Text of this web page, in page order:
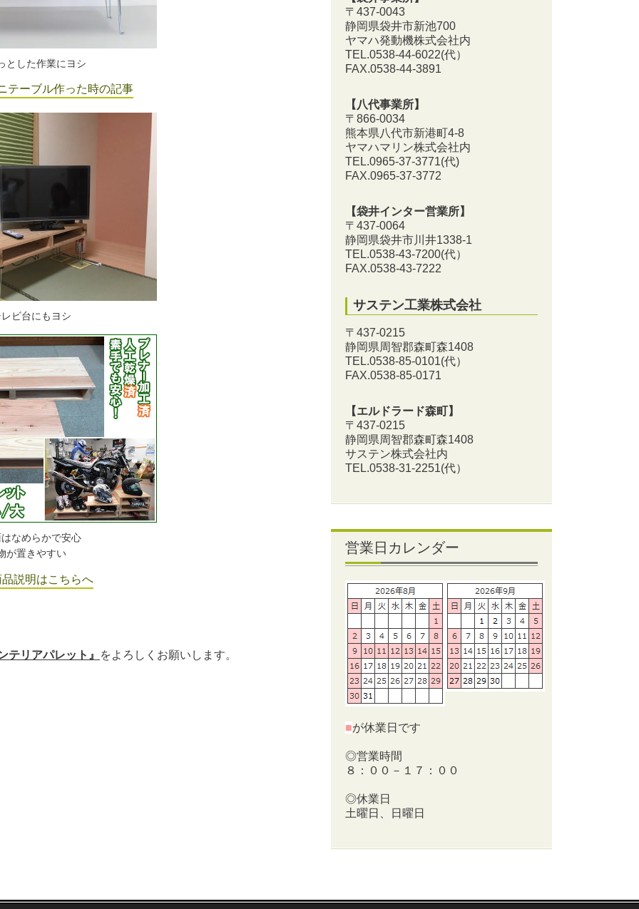
とした作業にヨシ
テーブル作った時の記事
ビ台にもヨシ
なめらかで安心
が置きやすい
品説明はこちらへ
テリアパレット 』 をよろしくお願いします。
〒437-0043
静岡県袋井市新池700
ヤマハ発動機株式会社内
TEL.0538-44-6022(代）
FAX.0538-44-3891
【八代事業所】
〒866-0034
熊本県八代市新港町4-8
ヤマハマリン株式会社内
TEL.0965-37-3771(代)
FAX.0965-37-3772
【袋井インター営業所】
〒437-0064
静岡県袋井市川井1338-1
TEL.0538-43-7200(代）
FAX.0538-43-7222
サステン工業株式会社
〒437-0215
静岡県周智郡森町森1408
TEL.0538-85-0101(代）
FAX.0538-85-0171
【エルドラード森町】
〒437-0215
静岡県周智郡森町森1408
サステン株式会社内
TEL.0538-31-2251(代）
営業日カレンダー
■が休業日です
◎営業時間
８：００－１７：００
◎休業日
土曜日、日曜日